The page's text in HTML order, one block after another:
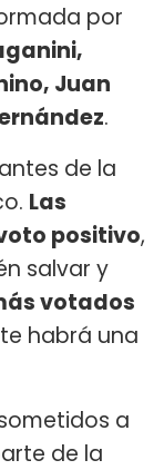
por
Juan
.
de la
Las
positivo,
salvar y
votados
habrá una
a
de la